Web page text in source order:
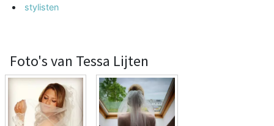
stylisten
Foto's van Tessa Lijten